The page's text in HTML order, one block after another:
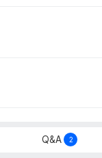
Q&A 2